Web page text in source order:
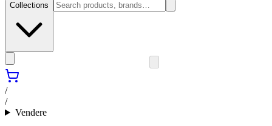
Collections
/
/
Vendere